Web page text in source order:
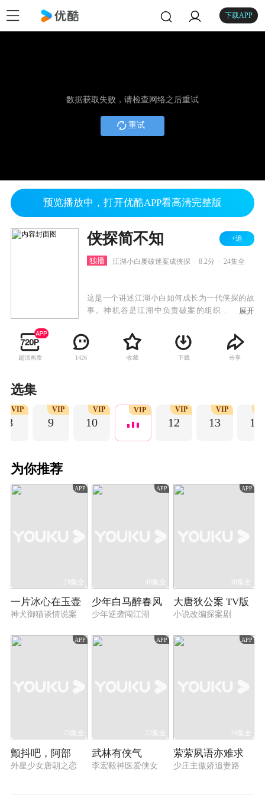
下载APP
数据获取失败，请检查网络之后重试
重试
预览播放中，打开优酷APP看高清完整版
侠探简不知 +追
独播 江湖小白屡破迷案成侠探 8.2分 24集全
这是一个讲述江湖小白如何成长为一代侠探的故
事。神机谷是江湖中负责破案的组织，在八年
唯一的儿子简不知也身受重伤，失去了全部记
忆，而造成这场悲剧的罪魁祸首，如今却不见了
踪影。证据显示，当年惨案的当事人有四位还活
相。一路上，他和他的伙伴伸张正义，屡破谜
案。随着探索的深入，简不知逐渐变得重情重义
展开
超清画质 1426 收藏 下载 分享
选集
8
VIP
9
VIP
10
VIP VIP
12
VIP
13
VIP
14
为你推荐
APP
24集全
一片冰心在玉壶
神犬御猫谈情说案
APP
40集全
少年白马醉春风
少年逆袭闯江湖
APP
30集全
大唐狄公案 TV版
小说改编探案剧
APP
25集全
颤抖吧，阿部
外星少女唐朝之恋
APP
22集全
武林有侠气
李宏毅神医爱侠女
APP
24集全
萦萦夙语亦难求
少庄主傲娇追妻路